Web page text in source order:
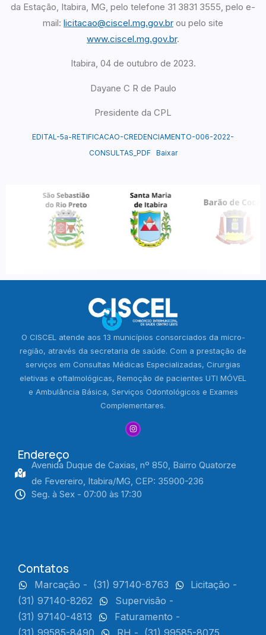
da Estação, Itabira, MG, pelo telefone 31 3831 3555, pelo e-
mail: licitacao@ciscel.mg.gov.br ou pelo site
www.ciscel.mg.gov.br.
Itabira, 04 de outubro de 2023.
Dayane C R de Paulo
Presidente da CPL
EDITAL-5a-RETIFICACAO-CREDENCIAMENTO-006-2022-
CONSULTAS_PDF
Baixar
O CISCEL atende aos 13 municípios consorciados da micro-
região, através da secretaria de saúde. Com a prestação de
serviços em Consultas Médicas Especializadas, Cirurgias
eletivas e oftalmológicas, Remoção de pacientes UTI MÓVEL
e Ambulância Básica, Serviços Odontológicos e Exames
Complementares.
Endereço
Avenida Duque de Caxias, nº 850, Bairro Quatorze
de Fevereiro, Itabira/MG, CEP: 35900-236
Seg. à Sex - 07:00 às 17:30
Contatos
Marcação - (31) 97140-8763
Licitação -
(31) 97140-8262
Supervisão -
(31) 97140-4813
Faturamento -